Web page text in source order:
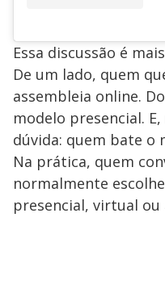
Essa discussão é
De um lado, quem
assembleia online.
modelo presencial.
dúvida: quem bate o
Na prática, quem
normalmente
presencial, virtual